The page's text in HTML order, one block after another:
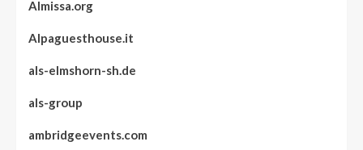
Almissa.org
Alpaguesthouse.it
als-elmshorn-sh.de
als-group
ambridgeevents.com